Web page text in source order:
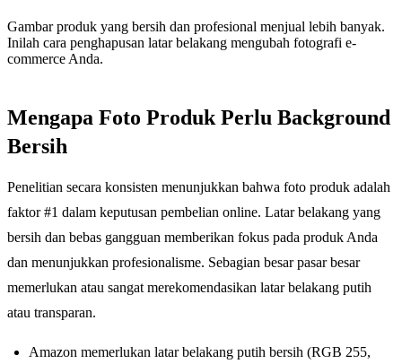
Gambar produk yang bersih dan profesional menjual lebih banyak.
Inilah cara penghapusan latar belakang mengubah fotografi e-
commerce Anda.
Mengapa Foto Produk Perlu Background
Bersih
Penelitian secara konsisten menunjukkan bahwa foto produk adalah
faktor #1 dalam keputusan pembelian online. Latar belakang yang
bersih dan bebas gangguan memberikan fokus pada produk Anda
dan menunjukkan profesionalisme. Sebagian besar pasar besar
memerlukan atau sangat merekomendasikan latar belakang putih
atau transparan.
Amazon memerlukan latar belakang putih bersih (RGB 255,